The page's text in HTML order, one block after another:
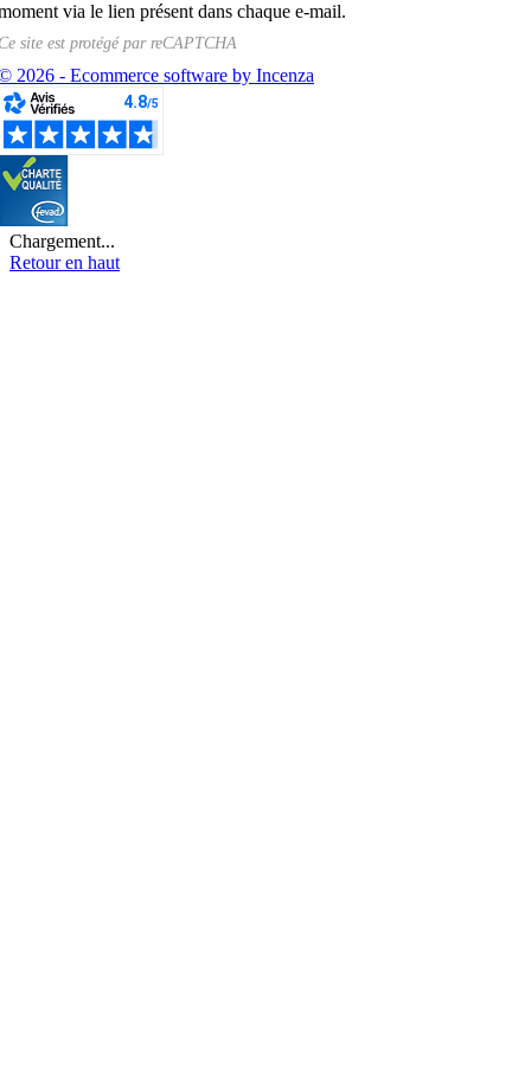
via le lien présent dans chaque e-mail.
site est protégé parreCAPTCHA
2026 - Ecommerce software by Incenza
Chargement...
Retour en haut